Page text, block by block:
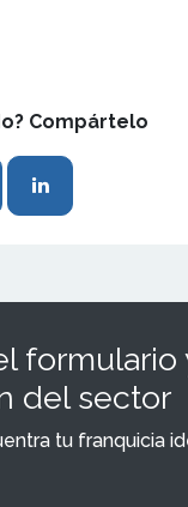
Compártelo
formulario
del sector
tu franquicia